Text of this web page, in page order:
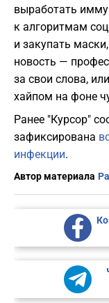
выработать
к алгоритмам
и закупать
новость —
за свои слова,
хайпом на фоне
Ранее "Курсор"
зафиксирована
инфекции.
Автор материала